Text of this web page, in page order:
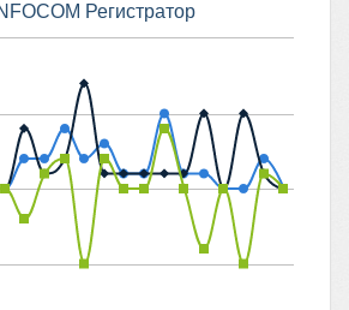
Регистратор